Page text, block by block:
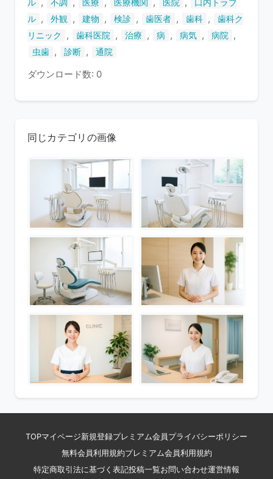
ル , 不調 , 医療 , 医療機関 , 医院 ,
口内トラブ
ル , 外観 , 建物 , 検診 , 歯医者 , 歯科 ,
歯科ク
リニック
, 歯科医院 , 治療 , 病 , 病気 , 病院 ,
虫歯 , 診断 , 通院
ダウンロード数: 0
同じカテゴリの画像
TOPマイページ新規登録プレミアム会員 プライバシーポリシー
無料会員利用規約プレミアム会員利用規約
特定商取引法に基づく表記投稿一覧お問い合わせ運営情報